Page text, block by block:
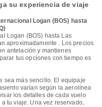
su experiencia de viaje
Logan (BOS) hasta
Logan (BOS) hasta Las
aproximadamente . Los precios
antelación y mantienes
tus opciones con tiempo es
sea más sencillo. El equipaje
varían según la aerolínea
los detalles de cada vuelo
tu viaje. Una vez reservado,